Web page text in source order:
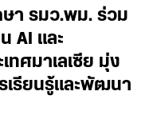
ษา รมว.พม. ร่วม
AI และ
ทศมาเลเซีย มุ่ง
เรียนรู้และพัฒนา